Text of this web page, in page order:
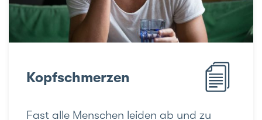
Kopfschmerzen
Fast alle Menschen leiden ab und zu